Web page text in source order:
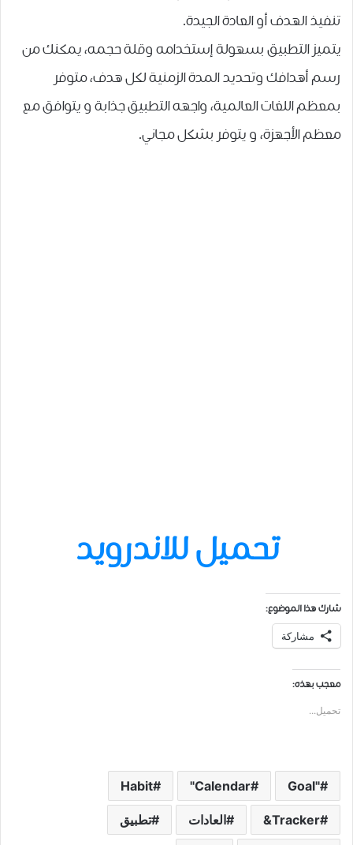
ﺗﻨﻔﻴﺬ ﺍﻟﻬﺪﻑ ﺃﻭ ﺍﻟﻌﺎﺩﺓ ﺍﻟﺠﻴﺪﺓ.
ﻳﺘﻤﻴﺰ ﺍﻟﺘﻄﺒﻴﻖ ﺑﺴﻬﻮﻟﺔ إستخدامه وقلة حجمه، يمكنك من
رسم أهدافك وتحديد المدة الزمنية لكل هدف، متوفر
بمعظم اللغات العالمية، واجهه التطبيق جذابة و يتوافق مع
معظم الأجهزة، و يتوفر بشكل مجاني.
تحميل للاندرويد
شارك هذا الموضوع:
مشاركة
معجب بهذه:
تحميل...
"Goal
Calendar"
Habit
Tracker& العادات تطبيق